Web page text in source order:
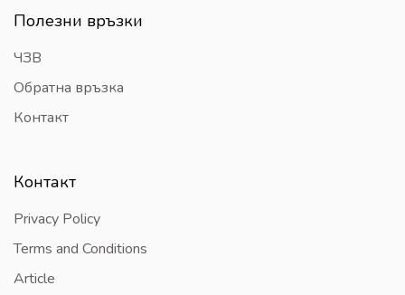
Полезни връзки
ЧЗВ
Обратна връзка
Контакт
Контакт
Privacy Policy
Terms and Conditions
Article